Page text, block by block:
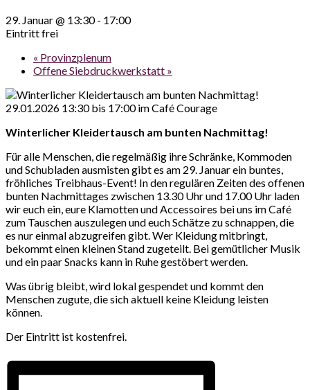
29. Januar @ 13:30- 17:00
Eintritt frei
« Provinzplenum
Offene Siebdruckwerkstatt »
Winterlicher Kleidertausch am bunten Nachmittag!
Für alle Menschen, die regelmäßig ihre Schränke, Kommoden
und Schubladen ausmisten gibt es am 29. Januar ein buntes,
fröhliches Treibhaus-Event! In den regulären Zeiten des offenen
bunten Nachmittages zwischen 13.30 Uhr und 17.00 Uhr laden
wir euch ein, eure Klamotten und Accessoires bei uns im Café
zum Tauschen auszulegen und euch Schätze zu schnappen, die
es nur einmal abzugreifen gibt. Wer Kleidung mitbringt,
bekommt einen kleinen Stand zugeteilt. Bei gemütlicher Musik
und ein paar Snacks kann in Ruhe gestöbert werden.
Was übrig bleibt, wird lokal gespendet und kommt den
Menschen zugute, die sich aktuell keine Kleidung leisten
können.
Der Eintritt ist kostenfrei.